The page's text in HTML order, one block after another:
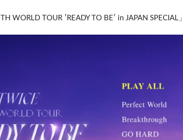
WORLD TOUR ′READY TO BE′ in JAPAN SPECIAL」